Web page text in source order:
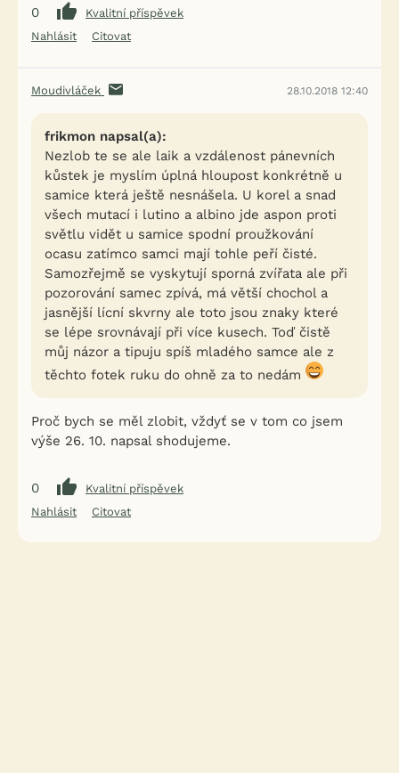
0
Kvalitní příspěvek
Nahlásit
Citovat
Moudivláček 28.10.2018 12:40
frikmon napsal(a):
Nezlob te se ale laik a vzdálenost pánevních
kůstek je myslím úplná hloupost konkrétně u
samice která ještě nesnášela. U korel a snad
všech mutací i lutino a albino jde aspon proti
světlu vidět u samice spodní proužkování
ocasu zatímco samci mají tohle peří čisté.
Samozřejmě se vyskytují sporná zvířata ale při
pozorování samec zpívá, má větší chochol a
jasnější lícní skvrny ale toto jsou znaky které
se lépe srovnávají při více kusech. Toď čistě
můj názor a tipuju spíš mladého samce ale z
těchto fotek ruku do ohně za to nedám
Proč bych se měl zlobit, vždyť se v tom co jsem
výše 26. 10. napsal shodujeme.
0
Kvalitní příspěvek
Nahlásit
Citovat